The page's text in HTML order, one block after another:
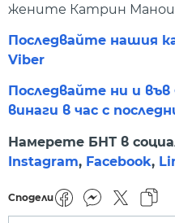
жените Катрин
Последвайте нашия
Viber
Последвайте ни и
винаги в час с
Намерете БНТ в
Instagram, Facebook,
Сподели